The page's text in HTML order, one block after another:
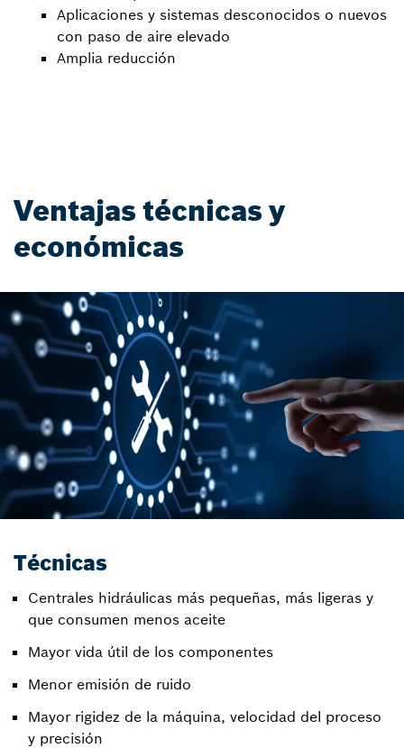
Aplicaciones y sistemas desconocidos o nuevos
con paso de aire elevado​
Amplia reducción
Ventajas técnicas y
económicas
Técnicas
Centrales hidráulicas más pequeñas, más ligeras y
que consumen menos aceite
Mayor vida útil de los componentes
Menor emisión de ruido
Mayor rigidez de la máquina, velocidad del proceso
y precisión